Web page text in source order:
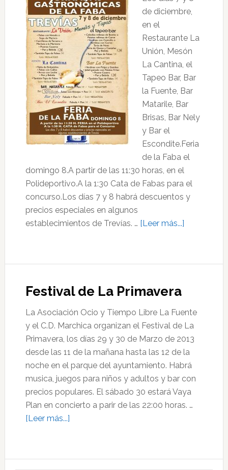
de diciembre,
en el
Restaurante La
Unión, Mesón
La Cantina, el
Tapeo Bar, Bar
la Fuente, Bar
Matarile, Bar
Brisas, Bar Nely
y Bar el
Escondite.Feria
de la Faba el
domingo 8.A partir de las 11:30 horas, en el
Polideportivo.A la 1:30 Cata de Fabas para el
concurso.Los días 7 y 8 habrá descuentos y
precios especiales en algunos
establecimientos de Trevías. … [Leer más...]acerca
Festival de La Primavera
La Asociación Ocio y Tiempo Libre La Fuente
y el C.D. Marchica organizan el Festival de La
Primavera, los días 29 y 30 de Marzo de 2013
desde las 11 de la mañana hasta las 12 de la
noche en el parque del ayuntamiento. Habrá
musica, juegos para niños y adultos y bar con
precios populares. El sábado 30 estará Vaya
Plan en concierto a parir de las 22:00 horas. …
[Leer más...]acerca
de